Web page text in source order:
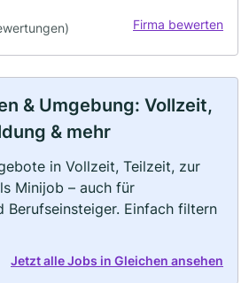
Firma bewerten
& Umgebung: Vollzeit,
& mehr
in Vollzeit, Teilzeit, zur
Minijob – auch für
Berufseinsteiger. Einfach filtern
Jetzt alle Jobs in Gleichen ansehen